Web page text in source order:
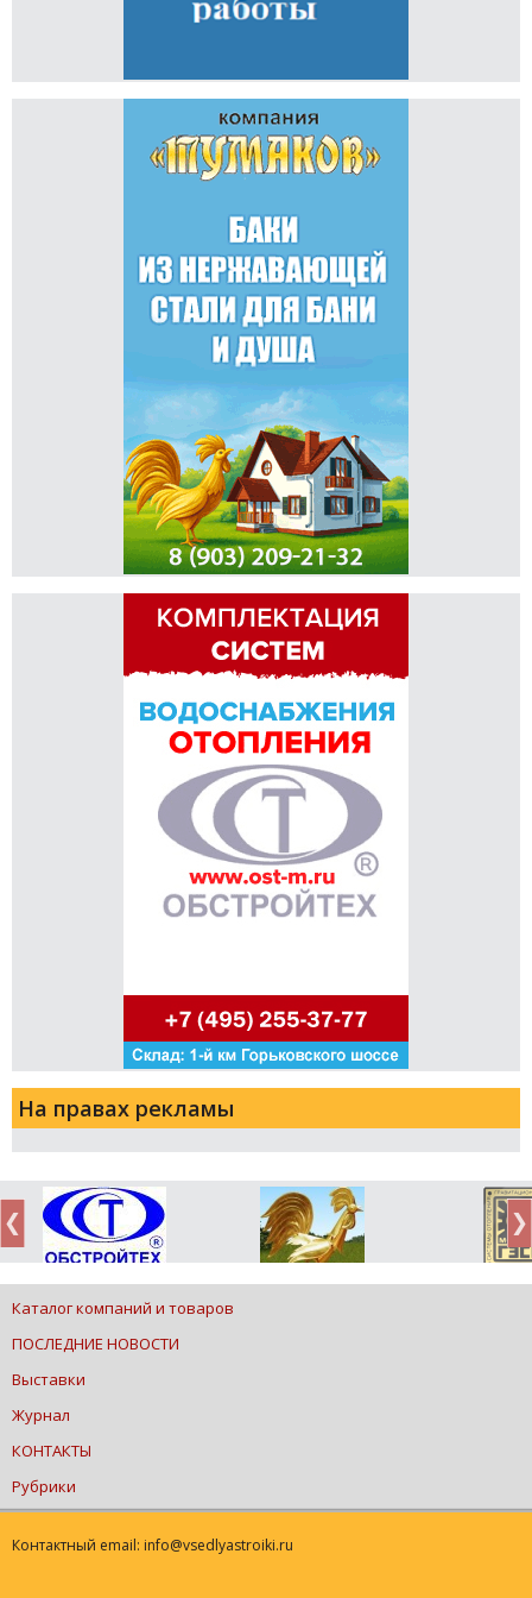
На правах рекламы
Каталог компаний и товаров
ПОСЛЕДНИЕ НОВОСТИ
Выставки
Журнал
КОНТАКТЫ
Рубрики
Контактный email: info@vsedlyastroiki.ru